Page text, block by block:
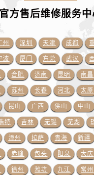
方售后维修服务中
州 深圳 天津 成都
波 厦门 东莞 武汉
合肥 济南 昆明 南昌
苏州 长春 河北 太原
昆山 广西 佛山 中山
特 吉林 无锡 芜湖
漳州 拉萨 青海 新疆
赤峰 包头 阳泉 大庆
徐州 潍坊 九江 常州